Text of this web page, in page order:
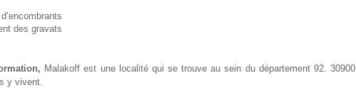
des gravats
Malakoff est une localité qui se trouve au sein du département 92. 30900
y vivent.